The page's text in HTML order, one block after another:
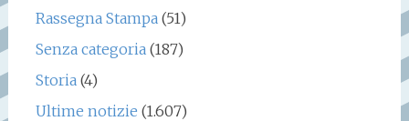
Rassegna Stampa (51)
Senza categoria (187)
Storia (4)
Ultime notizie (1.607)